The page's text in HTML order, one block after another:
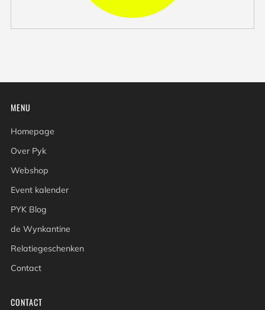
MENU
Homepage
Over Pyk
Webshop
Event kalender
PYK Blog
de Wynkantine
Relatiegeschenken
Contact
CONTACT